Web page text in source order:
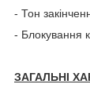
- Тон
- Блокування
ЗАГАЛЬНІ